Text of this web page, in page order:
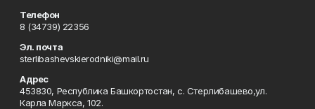
Телефон
8 (34739) 22356
Эл. почта
sterlibashevskierodniki@mail.ru
Адрес
453830, Республика Башкортостан, c. Стерлибашево,ул.
Карла Маркса, 102.